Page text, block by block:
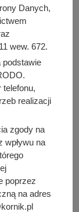
danych
lub
przy czym
uzupełnienia
o
zmianą
z ustawą
protokołu
danych
o których
do
Danych,
wew. 672.
podstawie
telefonu,
realizacji
zgody na
wpływu na
poprzez
na adres